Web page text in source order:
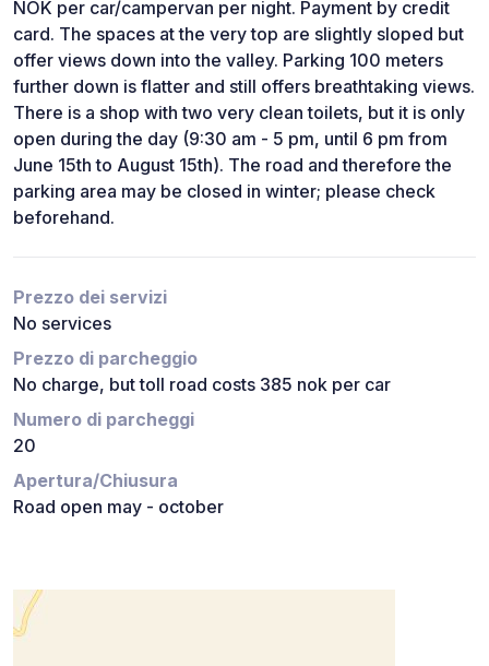
NOK per car/campervan per night. Payment by credit
card. The spaces at the very top are slightly sloped but
offer views down into the valley. Parking 100 meters
further down is flatter and still offers breathtaking views.
There is a shop with two very clean toilets, but it is only
open during the day (9:30 am - 5 pm, until 6 pm from
June 15th to August 15th). The road and therefore the
parking area may be closed in winter; please check
beforehand.
Prezzo dei servizi
No services
Prezzo di parcheggio
No charge, but toll road costs 385 nok per car
Numero di parcheggi
20
Apertura/Chiusura
Road open may - october